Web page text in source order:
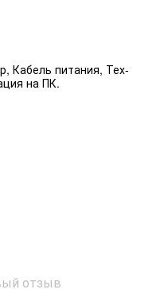
Кабель питания, Тех-
на ПК.
отзыв